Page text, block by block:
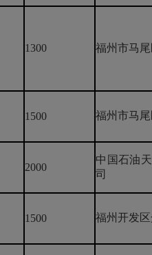
1300 福州市马
1500 福州市马
2000
中国石油
司
1500 福州开发